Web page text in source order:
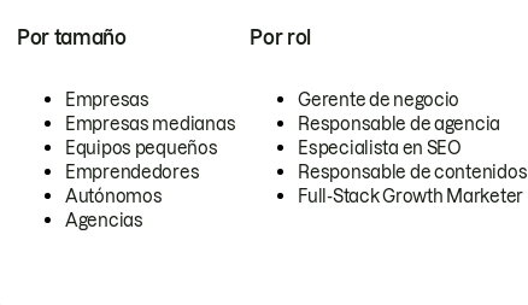
Por tamaño
Empresas
Empresas medianas
Equipos pequeños
Emprendedores
Autónomos
Agencias
Por rol
Gerente de negocio
Responsable de agencia
Especialista en SEO
Responsable de contenidos
Full-Stack Growth Marketer